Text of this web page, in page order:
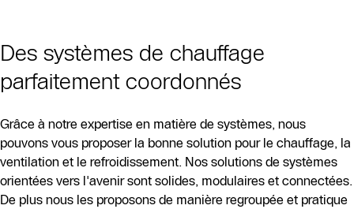
Des systèmes de chauffage
parfaitement coordonnés
Grâce à notre expertise en matière de systèmes, nous
pouvons vous proposer la bonne solution pour le chauffage, la
ventilation et le refroidissement. Nos solutions de systèmes
orientées vers l'avenir sont solides, modulaires et connectées.
De plus nous les proposons de manière regroupée et pratique